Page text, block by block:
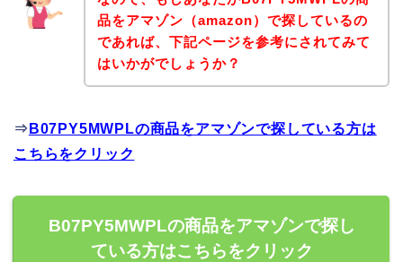
品をアマゾン（amazon）で探しているの
であれば、下記ページを参考にされてみて
はいかがでしょうか？
⇒ B07PY5MWPLの商品をアマゾンで探している方は
こちらをクリック
B07PY5MWPLの商品をアマゾンで探し
ている方はこちらをクリック